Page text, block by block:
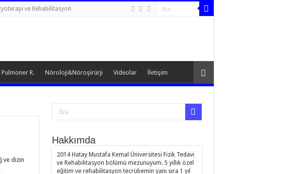
ve Rehabilitasyon
Pulmoner R. Nöroloji&Nöroşirürji Videolar İletişim
ve dizin
Hakkımda
2014 Hatay Mustafa Kemal Üniversitesi Fizik Tedavi
ve Rehabilitasyon bölümü mezunuyum. 5 yıllık özel
eğitim ve rehabilitasyon tecrübemin yanı sıra 1 yıl